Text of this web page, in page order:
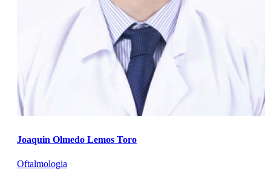
Joaquin Olmedo Lemos Toro
Oftalmologia